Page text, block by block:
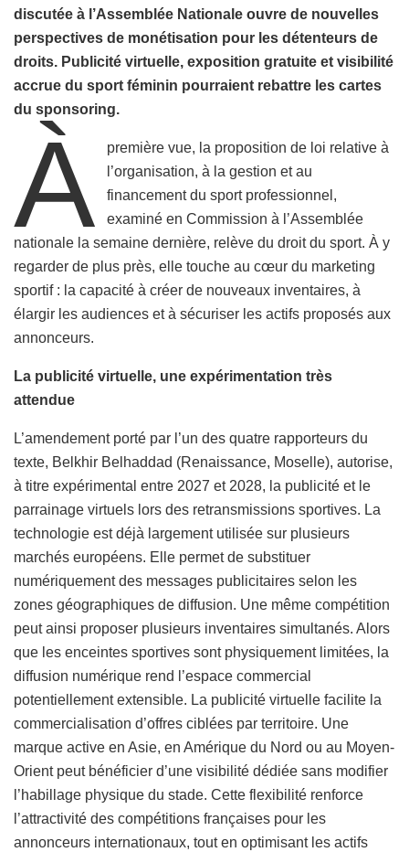
discutée à l’Assemblée Nationale ouvre de nouvelles
perspectives de monétisation pour les détenteurs de
droits. Publicité virtuelle, exposition gratuite et visibilité
accrue du sport féminin pourraient rebattre les cartes
du sponsoring.
À
première vue, la proposition de loi relative à
l’organisation, à la gestion et au
financement du sport professionnel,
examiné en Commission à l’Assemblée
nationale la semaine dernière, relève du droit du sport. À y
regarder de plus près, elle touche au cœur du marketing
sportif : la capacité à créer de nouveaux inventaires, à
élargir les audiences et à sécuriser les actifs proposés aux
annonceurs.
La publicité virtuelle, une expérimentation très
attendue
L’amendement porté par l’un des quatre rapporteurs du
texte, Belkhir Belhaddad (Renaissance, Moselle), autorise,
à titre expérimental entre 2027 et 2028, la publicité et le
parrainage virtuels lors des retransmissions sportives. La
technologie est déjà largement utilisée sur plusieurs
marchés européens. Elle permet de substituer
numériquement des messages publicitaires selon les
zones géographiques de diffusion. Une même compétition
peut ainsi proposer plusieurs inventaires simultanés. Alors
que les enceintes sportives sont physiquement limitées, la
diffusion numérique rend l’espace commercial
potentiellement extensible. La publicité virtuelle facilite la
commercialisation d’offres ciblées par territoire. Une
marque active en Asie, en Amérique du Nord ou au Moyen-
Orient peut bénéficier d’une visibilité dédiée sans modifier
l’habillage physique du stade. Cette flexibilité renforce
l’attractivité des compétitions françaises pour les
annonceurs internationaux, tout en optimisant les actifs